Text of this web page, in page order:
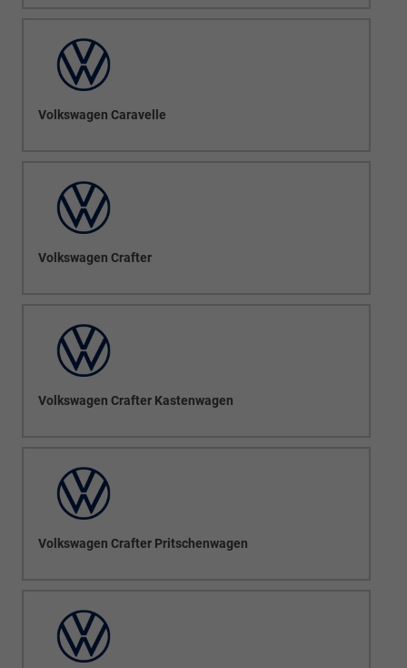
Volkswagen Caravelle
Volkswagen Crafter
Volkswagen Crafter Kastenwagen
Volkswagen Crafter Pritschenwagen